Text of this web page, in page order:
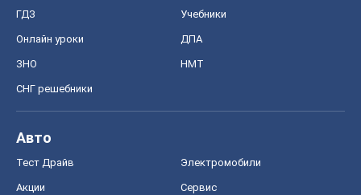
ГДЗ Учебники
Онлайн уроки ДПА
ЗНО НМТ
СНГ решебники
Авто
Тест Драйв Электромобили
Акции Сервис